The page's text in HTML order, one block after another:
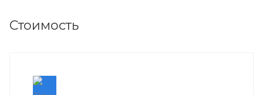
Стоимость